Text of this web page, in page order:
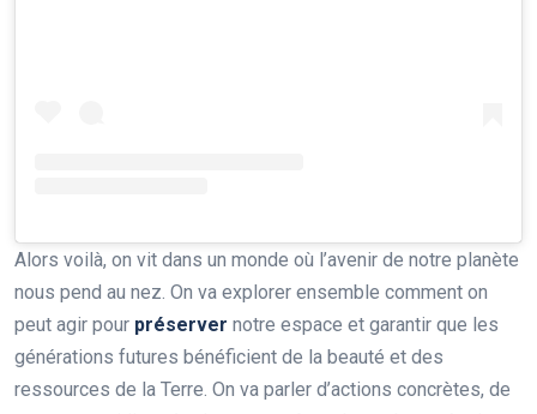
Alors voilà, on vit dans un monde où l’avenir de notre planète
nous pend au nez. On va explorer ensemble comment on
peut agir pour préserver notre espace et garantir que les
générations futures bénéficient de la beauté et des
ressources de la Terre. On va parler d’actions concrètes, de